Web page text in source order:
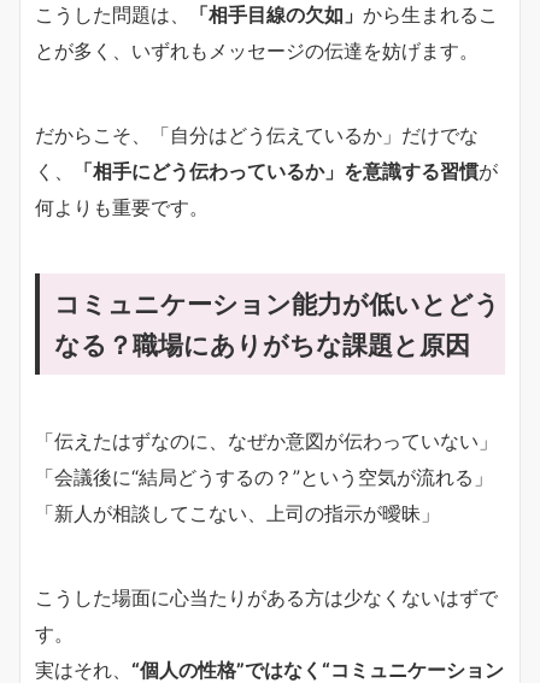
こうした問題は、 「相手目線の欠如」 から生まれるこ
とが多く、いずれもメッセージの伝達を妨げます。
だからこそ、「自分はどう伝えているか」だけでな
く、
「相手にどう伝わっているか」を意識する習慣が
何よりも重要です。
コミュニケーション能力が低いとどう
なる？職場にありがちな課題と原因
「伝えたはずなのに、なぜか意図が伝わっていない」
「会議後に“結局どうするの？”という空気が流れる」
「新人が相談してこない、上司の指示が曖昧」
こうした場面に心当たりがある方は少なくないはずで
す。
実はそれ、 “個人の性格”ではなく“コミュニケーション